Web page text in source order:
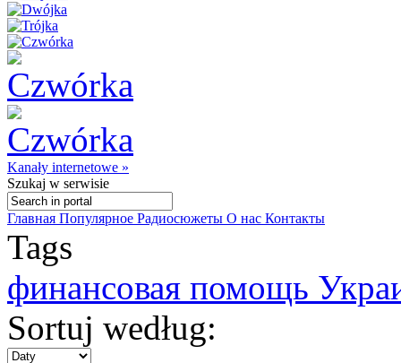
Kanały internetowe »
Szukaj w serwisie
Главная Популярное Радиосюжеты О нас Контакты
Tags
финансовая помощь
Sortuj według: